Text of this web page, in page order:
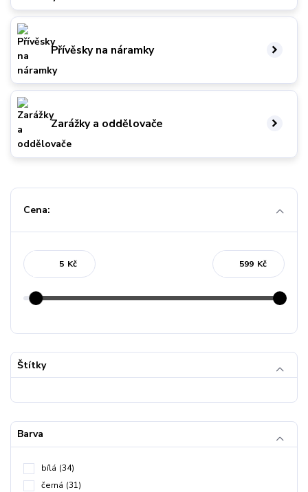
Přívěsky na náramky
Zarážky a oddělovače
Cena:
Kč Kč
Štítky
Barva
bílá (34)
černá (31)